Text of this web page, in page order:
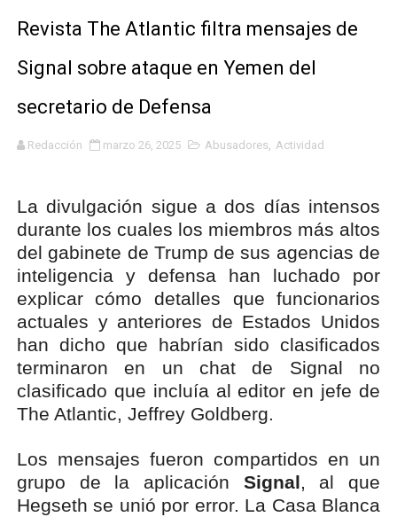
Discusión familiar termina en muerte de un joven en
Coraasan construye parque solar de un megavatio
Revista The Atlantic filtra mensajes de
Signal sobre ataque en Yemen del
secretario de Defensa
Redacción marzo 26, 2025 Abusadores, Actividad
La divulgación sigue a dos días intensos
durante los cuales los miembros más altos
del gabinete de Trump de sus agencias de
inteligencia y defensa han luchado por
explicar cómo detalles que funcionarios
actuales y anteriores de Estados Unidos
han dicho que habrían sido clasificados
terminaron en un chat de Signal no
clasificado que incluía al editor en jefe de
The Atlantic, Jeffrey Goldberg.
Los mensajes fueron compartidos en un
grupo de la aplicación Signal, al que
Hegseth se unió por error. La Casa Blanca